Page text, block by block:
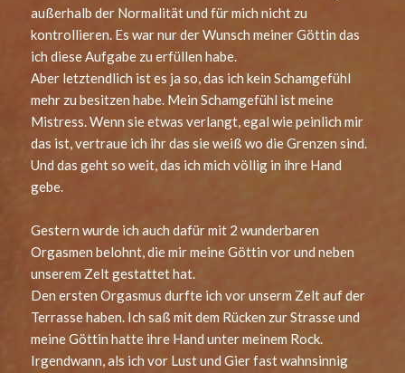
außerhalb der Normalität und für mich nicht zu
kontrollieren. Es war nur der Wunsch meiner Göttin das
ich diese Aufgabe zu erfüllen habe.
Aber letztendlich ist es ja so, das ich kein Schamgefühl
mehr zu besitzen habe. Mein Schamgefühl ist meine
Mistress. Wenn sie etwas verlangt, egal wie peinlich mir
das ist, vertraue ich ihr das sie weiß wo die Grenzen sind.
Und das geht so weit, das ich mich völlig in ihre Hand
gebe.
Gestern wurde ich auch dafür mit 2 wunderbaren
Orgasmen belohnt, die mir meine Göttin vor und neben
unserem Zelt gestattet hat.
Den ersten Orgasmus durfte ich vor unserm Zelt auf der
Terrasse haben. Ich saß mit dem Rücken zur Strasse und
meine Göttin hatte ihre Hand unter meinem Rock.
Irgendwann, als ich vor Lust und Gier fast wahnsinnig